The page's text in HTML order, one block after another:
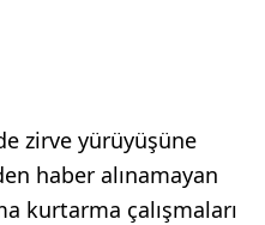
zirve yürüyüşüne
haber alınamayan
kurtarma çalışmaları